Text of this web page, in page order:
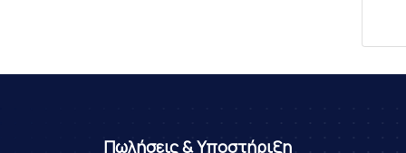
Πωλήσεις & Υποστήριξη